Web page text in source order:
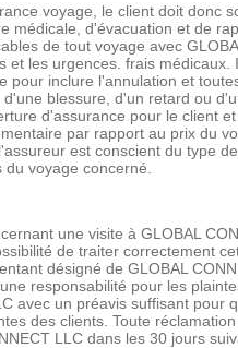
voyage, le client doit donc
médicale, d'évacuation et de
de tout voyage avec
et les urgences. frais médicaux.
pour inclure l'annulation et
blessure, d'un retard ou
d'assurance pour le client
par rapport au prix du
est conscient du type
voyage concerné.
une visite à GLOBAL
de traiter correctement
désigné de GLOBAL
responsabilité pour les
avec un préavis suffisant pour
des clients. Toute
LLC dans les 30 jours